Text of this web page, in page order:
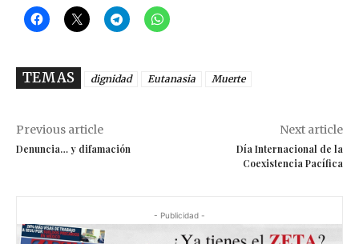
TEMAS dignidad Eutanasia Muerte
Previous article
Denuncia… y difamación
Next article
Día Internacional de la
Coexistencia Pacífica
- Publicidad -